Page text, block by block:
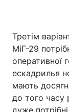
Третім
МіГ-29
оперативної
ескадрилья
мають
до того часу
дуже